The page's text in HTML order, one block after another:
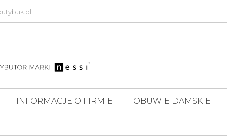
INFORMACJE O FIRMIE OBUWIE DAMSKIE